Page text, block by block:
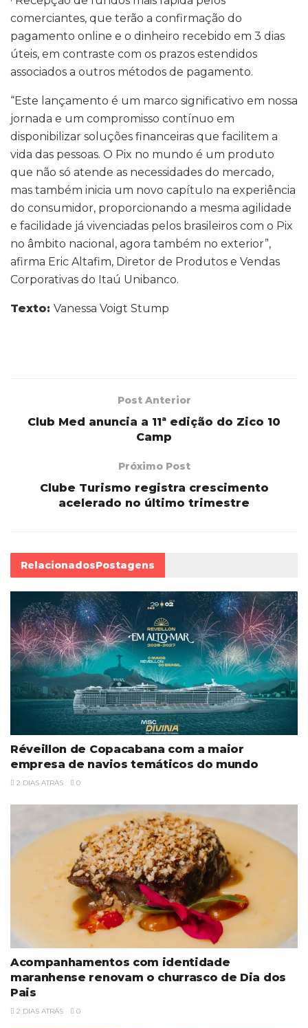
comerciantes, que terão a confirmação do
pagamento online e o dinheiro recebido em 3 dias
úteis, em contraste com os prazos estendidos
associados a outros métodos de pagamento.
“Este lançamento é um marco significativo em nossa
jornada e um compromisso contínuo em
disponibilizar soluções financeiras que facilitem a
vida das pessoas. O Pix no mundo é um produto
que não só atende as necessidades do mercado,
mas também inicia um novo capítulo na experiência
do consumidor, proporcionando a mesma agilidade
e facilidade já vivenciadas pelos brasileiros com o Pix
no âmbito nacional, agora também no exterior”,
afirma Eric Altafim, Diretor de Produtos e Vendas
Corporativas do Itaú Unibanco.
Texto: Vanessa Voigt Stump
Post Anterior
Club Med anuncia a 11ª edição do Zico 10
Camp
Próximo Post
Clube Turismo registra crescimento
acelerado no último trimestre
RelacionadosPostagens
Réveillon de Copacabana com a maior
empresa de navios temáticos do mundo
2 DIAS ATRÁS 0
Acompanhamentos com identidade
maranhense renovam o churrasco de Dia dos
Pais
2 DIAS ATRÁS 0